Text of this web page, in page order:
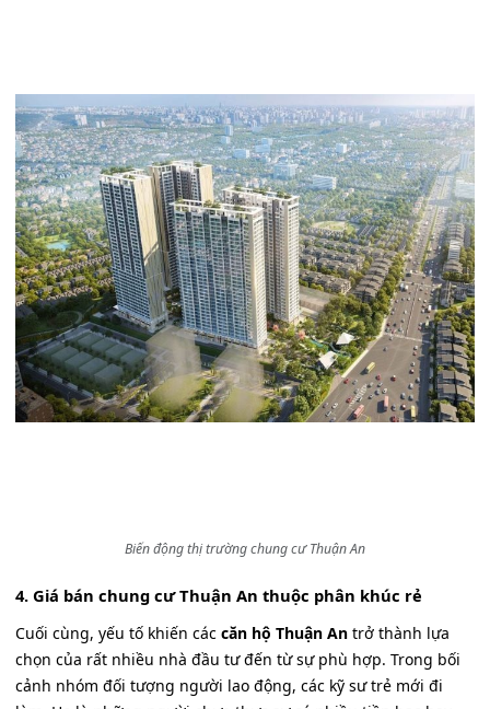
Biến động thị trường chung cư Thuận An
4. Giá bán chung cư Thuận An thuộc phân khúc rẻ
Cuối cùng, yếu tố khiến các căn hộ Thuận An trở thành lựa
chọn của rất nhiều nhà đầu tư đến từ sự phù hợp. Trong bối
cảnh nhóm đối tượng người lao động, các kỹ sư trẻ mới đi